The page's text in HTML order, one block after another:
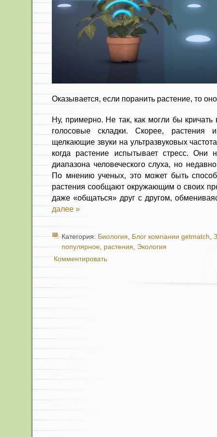
Оказывается, если поранить растение, то
Ну, примерно. Не так, как могли бы
голосовые складки. Скорее, растения
щелкающие звуки на ультразвуковых
когда растение испытывает стресс. Они
диапазона человеческого слуха, но
По мнению ученых, это может быть
растения сообщают окружающим о своих
даже «общаться» друг с другом,
далее »
Категория: Биология, Блог компании getmatch,
популярное, растения, Экология
Комментировать